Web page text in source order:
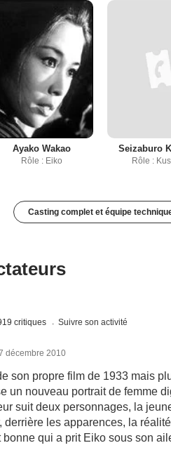
Ayako Wakao
Rôle : Eiko
Seizaburo
Rôle :
Casting complet et équipe
critiques Suivre son activité
décembre 2010
son propre film de 1933 mais
un nouveau portrait de femme
suit deux personnages, la
les apparences, la
qui a prit Eiko sous son